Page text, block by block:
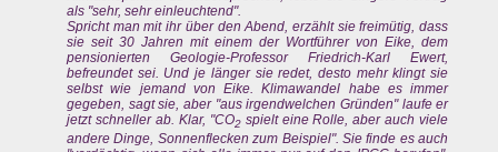
als "sehr, sehr einleuchtend".
Spricht man mit ihr über den Abend, erzählt sie freimütig, dass
sie seit 30 Jahren mit einem der Wortführer von Eike, dem
pensionierten Geologie-Professor Friedrich-Karl Ewert,
befreundet sei. Und je länger sie redet, desto mehr klingt sie
selbst wie jemand von Eike. Klimawandel habe es immer
gegeben, sagt sie, aber "aus irgendwelchen Gründen" laufe er
jetzt schneller ab. Klar, "CO2spielt eine Rolle, aber auch viele
andere Dinge, Sonnenflecken zum Beispiel". Sie finde es auch